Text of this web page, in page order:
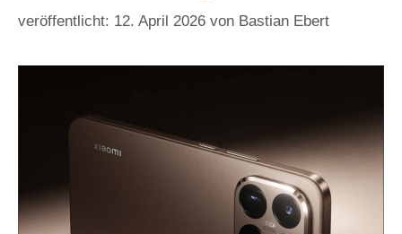
12. April 2026 von Bastian Ebert